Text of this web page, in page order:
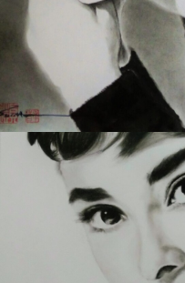
368 肖像画シリーズ 1